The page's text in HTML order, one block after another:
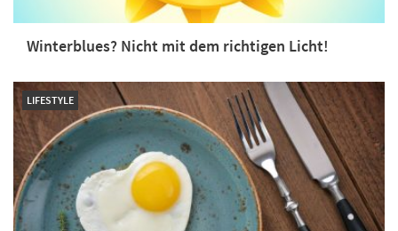
Winterblues? Nicht mit dem richtigen Licht!
LIFESTYLE